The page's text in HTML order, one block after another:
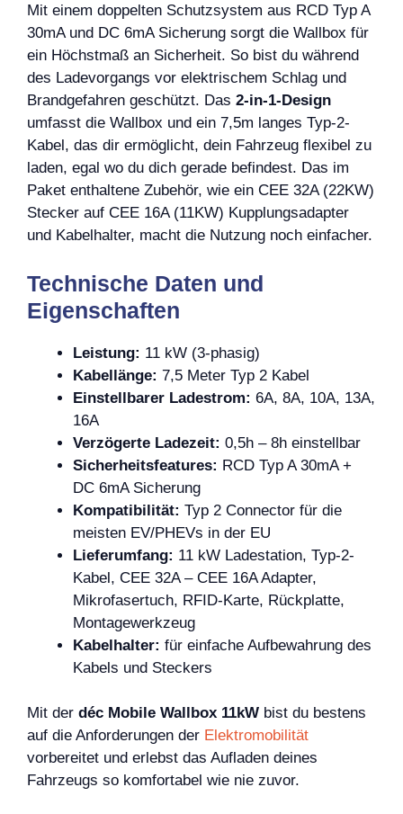
Mit einem doppelten Schutzsystem aus RCD Typ A
30mA und DC 6mA Sicherung sorgt die Wallbox für
ein Höchstmaß an Sicherheit. So bist du während
des Ladevorgangs vor elektrischem Schlag und
Brandgefahren geschützt. Das 2-in-1-Design
umfasst die Wallbox und ein 7,5m langes Typ-2-
Kabel, das dir ermöglicht, dein Fahrzeug flexibel zu
laden, egal wo du dich gerade befindest. Das im
Paket enthaltene Zubehör, wie ein CEE 32A (22KW)
Stecker auf CEE 16A (11KW) Kupplungsadapter
und Kabelhalter, macht die Nutzung noch einfacher.
Technische Daten und
Eigenschaften
Leistung: 11 kW (3-phasig)
Kabellänge: 7,5 Meter Typ 2 Kabel
Einstellbarer Ladestrom: 6A, 8A, 10A, 13A,
16A
Verzögerte Ladezeit: 0,5h – 8h einstellbar
Sicherheitsfeatures: RCD Typ A 30mA +
DC 6mA Sicherung
Kompatibilität: Typ 2 Connector für die
meisten EV/PHEVs in der EU
Lieferumfang: 11 kW Ladestation, Typ-2-
Kabel, CEE 32A – CEE 16A Adapter,
Mikrofasertuch, RFID-Karte, Rückplatte,
Montagewerkzeug
Kabelhalter: für einfache Aufbewahrung des
Kabels und Steckers
Mit der déc Mobile Wallbox 11kW bist du bestens
auf die Anforderungen der Elektromobilität
vorbereitet und erlebst das Aufladen deines
Fahrzeugs so komfortabel wie nie zuvor.